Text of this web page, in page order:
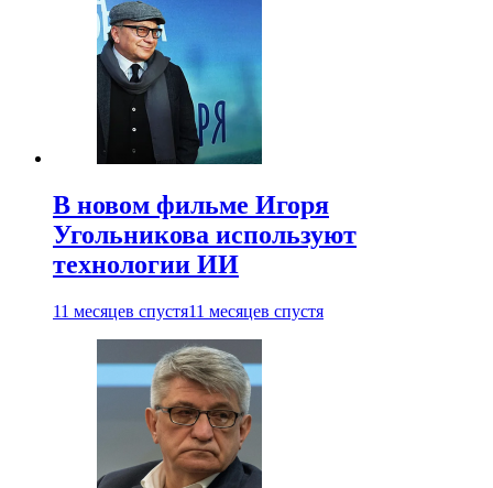
В новом фильме Игоря
Угольникова используют
технологии ИИ
11 месяцев спустя11 месяцев спустя